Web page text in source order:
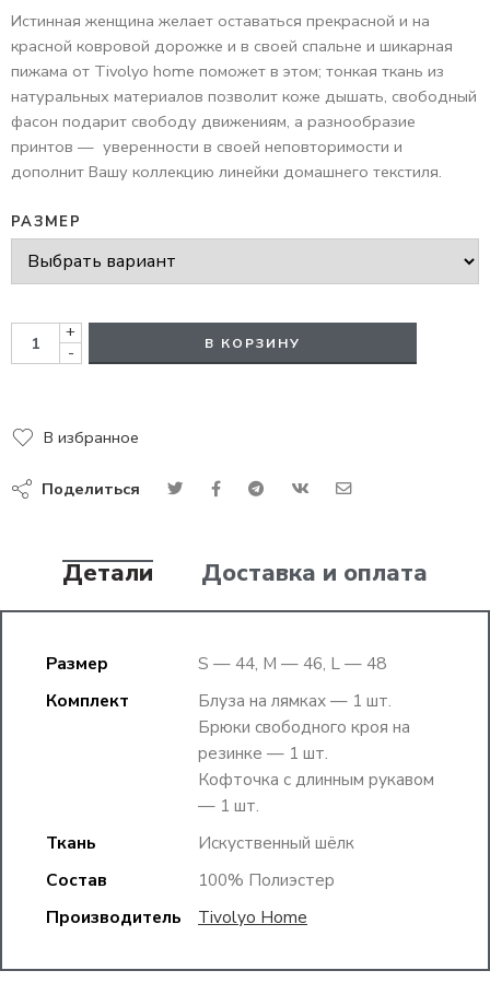
Истинная женщина желает оставаться прекрасной и на
красной ковровой дорожке и в своей спальне и шикарная
пижама от Tivolyo home поможет в этом; тонкая ткань из
натуральных материалов позволит коже дышать, свободный
фасон подарит свободу движениям, а разнообразие
принтов — уверенности в своей неповторимости и
дополнит Вашу коллекцию линейки домашнего текстиля.
РАЗМЕР
+
-
В КОРЗИНУ
В избранное
Поделиться
Детали Доставка и оплата
Размер
S — 44, M — 46, L — 48
Комплект
Блуза на лямках — 1 шт.
Брюки свободного кроя на
резинке — 1 шт.
Кофточка с длинным рукавом
— 1 шт.
Ткань
Искуственный шёлк
Состав
100% Полиэстер
Производитель
Tivolyo Home